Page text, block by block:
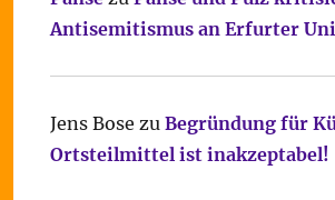
Antisemitismus an Erfurter
Jens Bose zu Begründung für
Ortsteilmittel ist inakzeptabel!